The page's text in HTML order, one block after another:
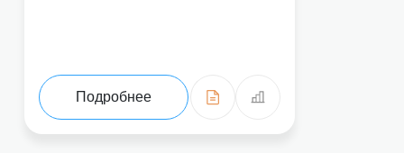
Подробнее